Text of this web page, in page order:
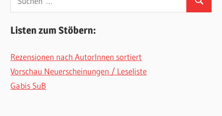
nach:
Suchen
Listen zum Stöbern:
Rezensionen nach AutorInnen sortiert
Vorschau Neuerscheinungen / Leseliste
Gabis SuB